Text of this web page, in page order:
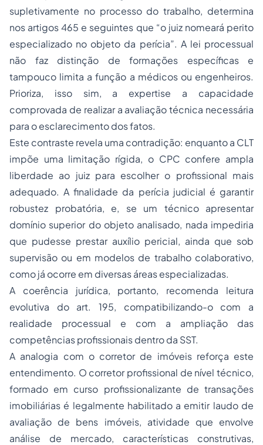
supletivamente no processo do trabalho, determina
nos artigos 465 e seguintes que “o juiz nomeará perito
especializado no objeto da perícia”. A lei processual
não faz distinção de formações específicas e
tampouco limita a função a médicos ou engenheiros.
Prioriza, isso sim, a expertise a capacidade
comprovada de realizar a avaliação técnica necessária
para o esclarecimento dos fatos.
Este contraste revela uma contradição: enquanto a CLT
impõe uma limitação rígida, o CPC confere ampla
liberdade ao juiz para escolher o profissional mais
adequado. A finalidade da perícia judicial é garantir
robustez probatória, e, se um técnico apresentar
domínio superior do objeto analisado, nada impediria
que pudesse prestar auxílio pericial, ainda que sob
supervisão ou em modelos de trabalho colaborativo,
como já ocorre em diversas áreas especializadas.
A coerência jurídica, portanto, recomenda leitura
evolutiva do art. 195, compatibilizando-o com a
realidade processual e com a ampliação das
competências profissionais dentro da SST.
A analogia com o corretor de imóveis reforça este
entendimento. O corretor profissional de nível técnico,
formado em curso profissionalizante de transações
imobiliárias é legalmente habilitado a emitir laudo de
avaliação de bens imóveis, atividade que envolve
análise de mercado, características construtivas,